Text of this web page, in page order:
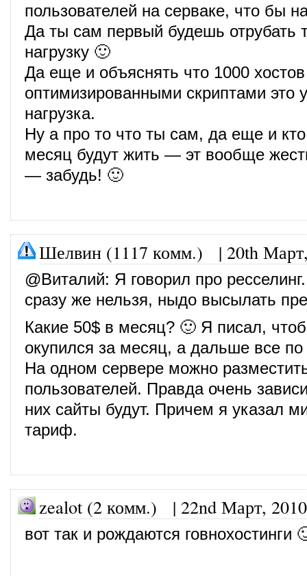
пользователей на серваке, что бы
Да ты сам первый будешь отрубать
нагрузку 🙂
Да еще и объяснять что 1000
оптимизированными скриптами это
нагрузка.
Ну а про то что ты сам, да еще и
месяц будут жить — эт вообще
— забудь! 🙂
Шелвин (1117 комм.) | 20th
@Виталий: Я говорил про
сразу же нельзя, ныдо высылать
Какие 50$ в месяц? 🙂 Я писал,
окупился за месяц, а дальше все
На одном сервере можно
пользователей. Правда очень
них сайты будут. Причем я указал
тариф.
zealot (2 комм.) | 22nd Март, 2010
вот так и рождаются говнохостинги